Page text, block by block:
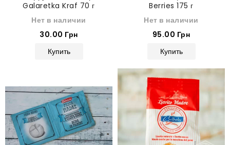
Galaretka Kraf 70 г
Нет в наличии
30.00 Грн
Купить
Berries 175 г
Нет в наличии
95.00 Грн
Купить